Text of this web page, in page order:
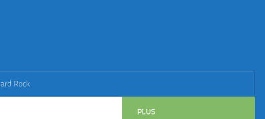
Rock
PLUS